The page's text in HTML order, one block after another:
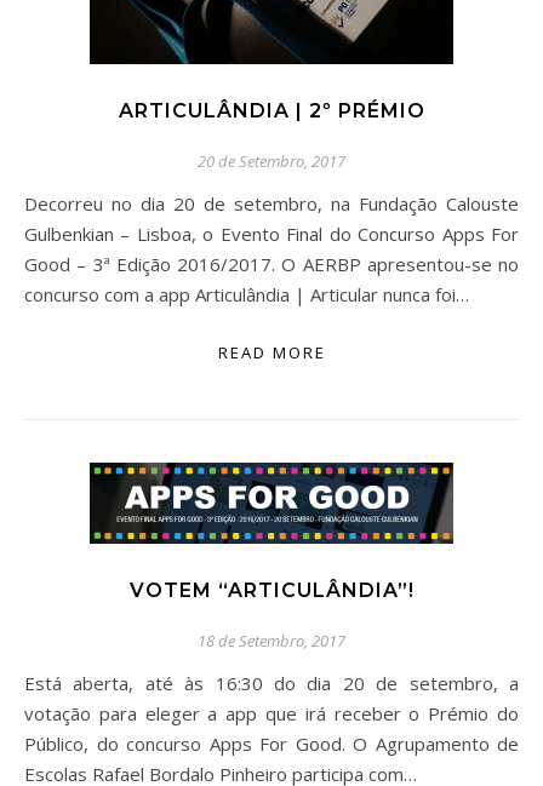
ARTICULÂNDIA | 2º PRÉMIO
20 de Setembro, 2017
Decorreu no dia 20 de setembro, na Fundação Calouste
Gulbenkian – Lisboa, o Evento Final do Concurso Apps For
Good – 3ª Edição 2016/2017. O AERBP apresentou-se no
concurso com a app Articulândia | Articular nunca foi…
READ MORE
VOTEM “ARTICULÂNDIA”!
18 de Setembro, 2017
Está aberta, até às 16:30 do dia 20 de setembro, a
votação para eleger a app que irá receber o Prémio do
Público, do concurso Apps For Good. O Agrupamento de
Escolas Rafael Bordalo Pinheiro participa com…